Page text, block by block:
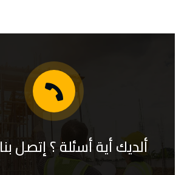
ألديك أية أسئلة ؟ إتصل بنا